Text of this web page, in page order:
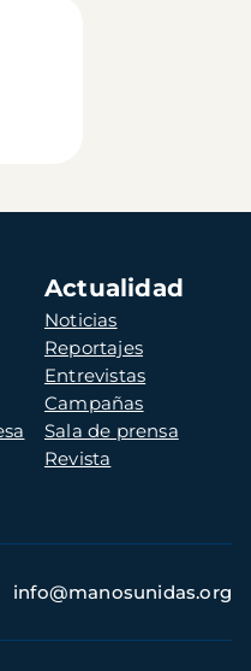
Actualidad
Noticias
Reportajes
Entrevistas
Campañas
Sala de prensa
Revista
info@manosunidas.org